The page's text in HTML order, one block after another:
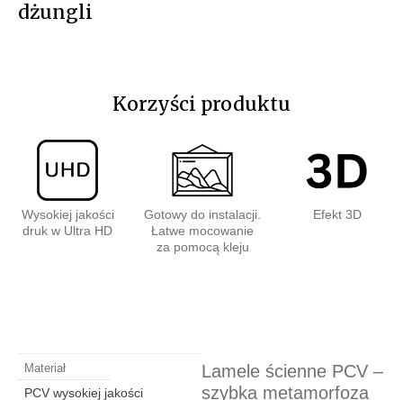
dżungli
Korzyści produktu
Wysokiej jakości
druk w Ultra HD
Gotowy do instalacji.
Łatwe mocowanie
za pomocą kleju
Efekt 3D
Lamele ścienne PCV –
szybka metamorfoza
Materiał
PCV wysokiej jakości